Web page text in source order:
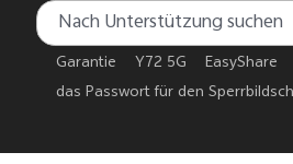
Garantie Y72 5G EasyShare
das Passwort für den